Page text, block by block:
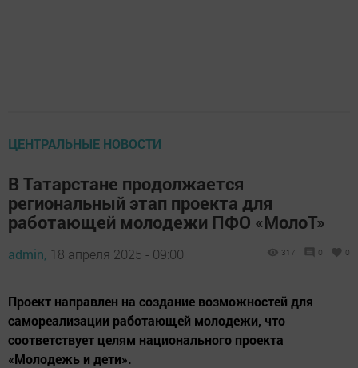
ЦЕНТРАЛЬНЫЕ НОВОСТИ
В Татарстане продолжается
региональный этап проекта для
работающей молодежи ПФО «МолоТ»
admin, 18 апреля 2025 - 09:00 317 0 0
Проект направлен на создание возможностей для
самореализации работающей молодежи, что
соответствует целям национального проекта
«Молодежь и дети».